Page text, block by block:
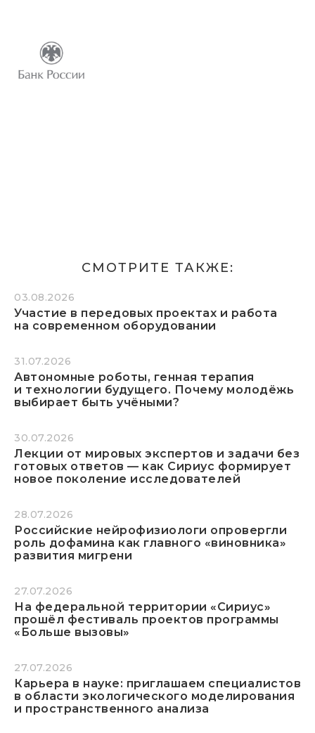
СМОТРИТЕ ТАКЖЕ:
03.08.2026
Участие в передовых проектах и работа
на современном оборудовании
31.07.2026
Автономные роботы, генная терапия
и технологии будущего. Почему молодёжь
выбирает быть учёными?
30.07.2026
Лекции от мировых экспертов и задачи без
готовых ответов — как Сириус формирует
новое поколение исследователей
28.07.2026
Российские нейрофизиологи опровергли
роль дофамина как главного «виновника»
развития мигрени
27.07.2026
На федеральной территории «Сириус»
прошёл фестиваль проектов программы
«Больше вызовы»
27.07.2026
Карьера в науке: приглашаем специалистов
в области экологического моделирования
и пространственного анализа